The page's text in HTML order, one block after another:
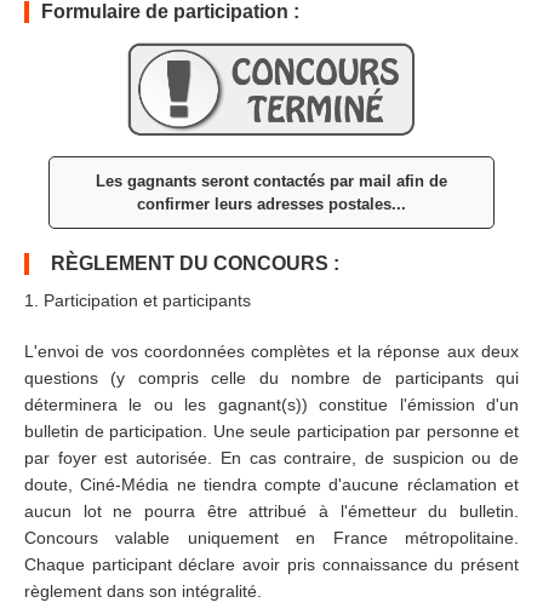
Formulaire de participation :
Les gagnants seront contactés par mail afin de
confirmer leurs adresses postales...
RÈGLEMENT DU CONCOURS :
1. Participation et participants
L'envoi de vos coordonnées complètes et la réponse aux deux
questions (y compris celle du nombre de participants qui
déterminera le ou les gagnant(s)) constitue l'émission d'un
bulletin de participation. Une seule participation par personne et
par foyer est autorisée. En cas contraire, de suspicion ou de
doute, Ciné-Média ne tiendra compte d'aucune réclamation et
aucun lot ne pourra être attribué à l'émetteur du bulletin.
Concours valable uniquement en France métropolitaine.
Chaque participant déclare avoir pris connaissance du présent
règlement dans son intégralité.